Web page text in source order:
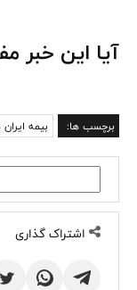
آیا این خبر
برچسب ها: بیمه
اشتراک گذاری